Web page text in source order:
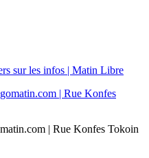
sur les infos | Matin Libre
| Rue Konfes Tokoin